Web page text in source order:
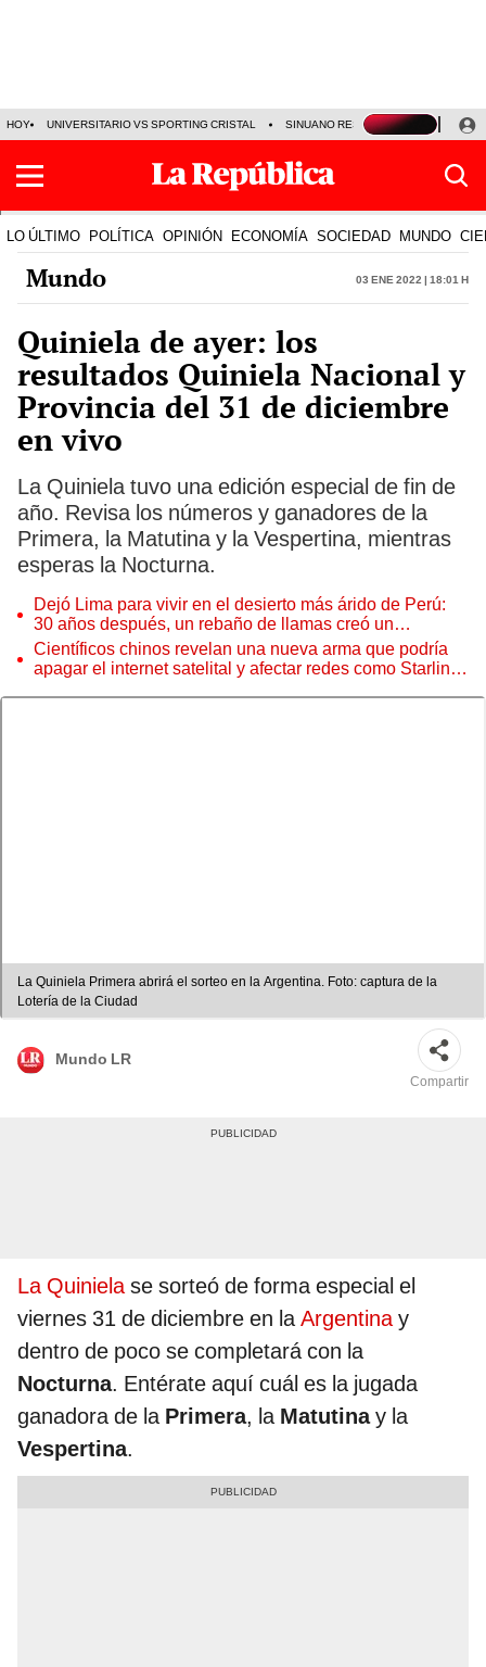
HOY UNIVERSITARIO VS SPORTING CRISTAL SINUANO RESULTADOS HOY
LO ÚLTIMO POLÍTICA OPINIÓN ECONOMÍA SOCIEDAD MUNDO
Mundo 03 Ene 2022 | 18:01 h
Quiniela de ayer: los
resultados Quiniela Nacional y
Provincia del 31 de diciembre
en vivo
La Quiniela tuvo una edición especial de fin de
año. Revisa los números y ganadores de la
Primera, la Matutina y la Vespertina, mientras
esperas la Nocturna.
Dejó Lima para vivir en el desierto más árido de Perú:
30 años después, un rebaño de llamas creó un
sorprendente ecosistema
Científicos chinos revelan una nueva arma que podría
apagar el internet satelital y afectar redes como Starlink
La Quiniela Primera abrirá el sorteo en la Argentina. Foto: captura de la
Lotería de la Ciudad
Mundo LR
Compartir
La Quinielase sorteó de forma especial el
viernes 31 de diciembre en laArgentinay
dentro de poco se completará con la
Nocturna. Entérate aquí cuál es la jugada
ganadora de la Primera, laMatutinay la
Vespertina.